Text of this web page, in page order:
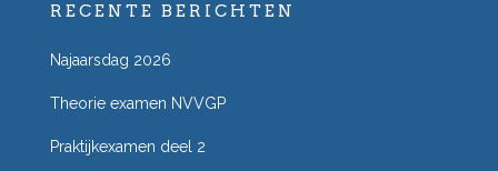
RECENTE BERICHTEN
Najaarsdag 2026
Theorie examen NVVGP
Praktijkexamen deel 2